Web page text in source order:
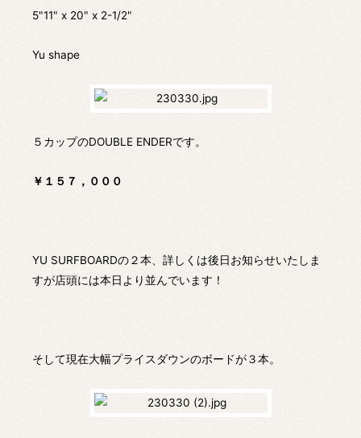
5"11" x 20" x 2-1/2"
Yu shape
５カップのDOUBLE ENDERです。
￥１５７，０００
YU SURFBOARDの２本、詳しくは後日お知らせいたしま
すが店頭には本日より並んでいます！
そして現在大幅プライスダウンのボードが３本。